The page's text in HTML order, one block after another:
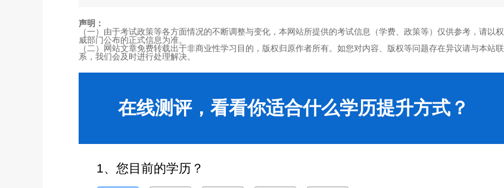
声明：
（一）由于考试政策等各方面情况的不断调整与变化，本网站所提供的考试信息（学费、政策等）仅供参考，请以权
威部门公布的正式信息为准。
（二）网站文章免费转载出于非商业性学习目的，版权归原作者所有。如您对内容、版权等问题存在异议请与本站联
系，我们会及时进行处理解决。
在线测评，看看你适合什么学历提升方式？
1、您目前的学历？